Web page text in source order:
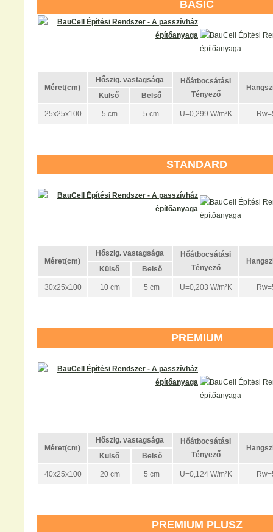
BASIC
Méret(cm)
Hőszig. vastagsága
Hőátbocsátási
Tényező
Külső
Belső
25x25x100 5 cm 5 cm U=0,299 W/m²K
STANDARD
Méret(cm)
Hőszig. vastagsága
Hőátbocsátási
Tényező
Külső
Belső
30x25x100 10 cm 5 cm U=0,203 W/m²K
PREMIUM
Méret(cm)
Hőszig. vastagsága
Hőátbocsátási
Tényező
Külső
Belső
40x25x100 20 cm 5 cm U=0,124 W/m²K
PREMIUM PLUSZ